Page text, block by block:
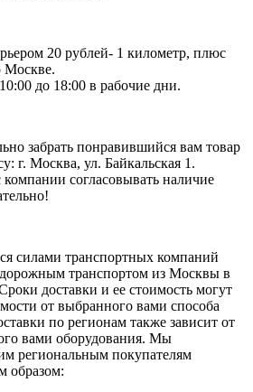
20 рублей- 1 километр, плюс
Москве.
до 18:00 в рабочие дни.
забрать понравившийся вам товар
г. Москва, ул. Байкальская 1.
согласовывать наличие
силами транспортных компаний
транспортом из Москвы в
доставки и ее стоимость могут
от выбранного вами способа
по регионам также зависит от
вами оборудования. Мы
региональным покупателям
образом: